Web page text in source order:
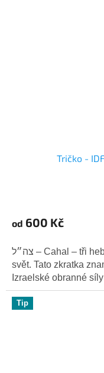
Tričko -
produktu
5,0
z
5
hvězdiček.
od 600 Kč
צה״ל – Cahal – tři hebrejská písmena, která zná celý
svět. Tato zkratka
Izraelské obranné
Tip